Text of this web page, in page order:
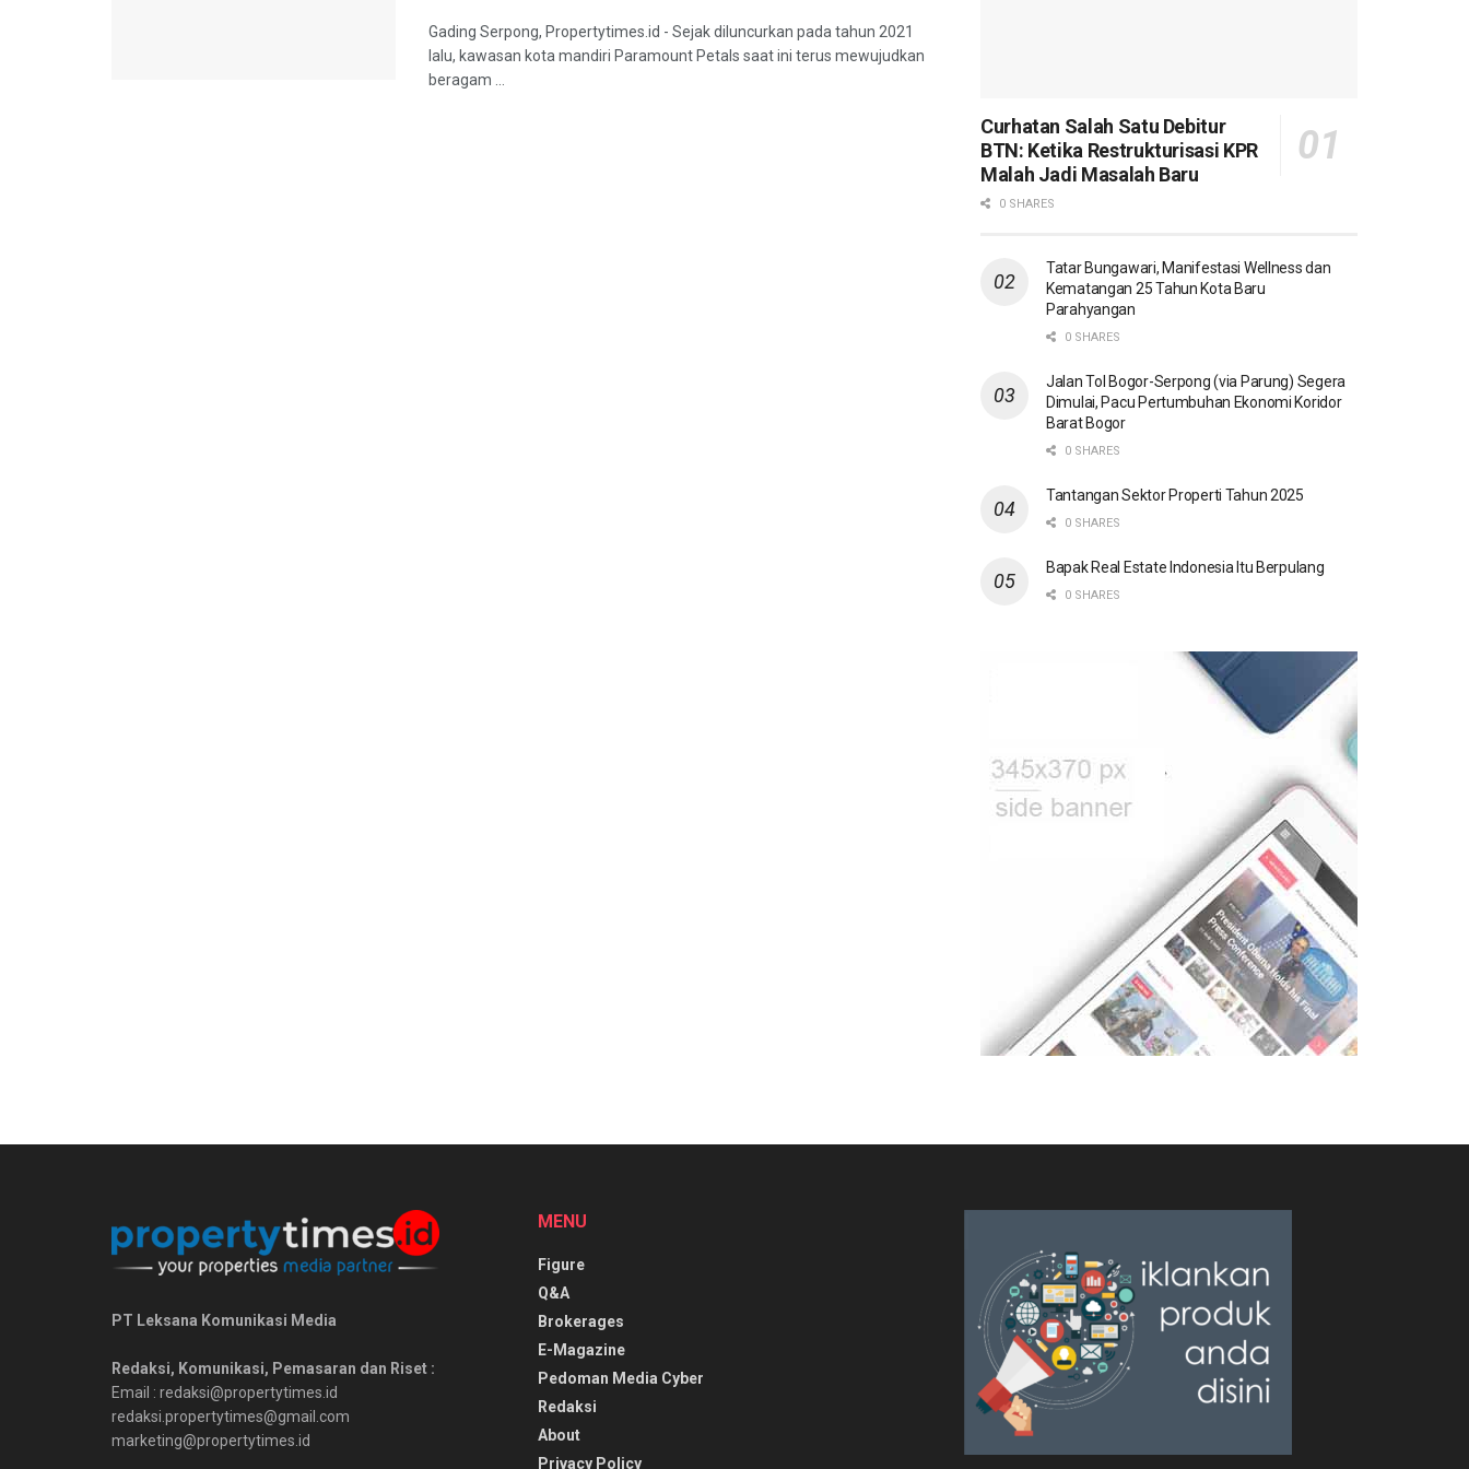
Gading Serpong, Propertytimes.id - Sejak diluncurkan pada tahun 2021
lalu, kawasan kota mandiri Paramount Petals saat ini terus mewujudkan
beragam ...
Curhatan Salah Satu Debitur
BTN: Ketika Restrukturisasi KPR
Malah Jadi Masalah Baru
0 SHARES
Tatar Bungawari, Manifestasi Wellness dan
Kematangan 25 Tahun Kota Baru
Parahyangan
0 SHARES
Jalan Tol Bogor-Serpong (via Parung) Segera
Dimulai, Pacu Pertumbuhan Ekonomi Koridor
Barat Bogor
0 SHARES
Tantangan Sektor Properti Tahun 2025
0 SHARES
Bapak Real Estate Indonesia Itu Berpulang
0 SHARES
PT Leksana Komunikasi Media
Redaksi, Komunikasi, Pemasaran dan Riset :
Email : redaksi@propertytimes.id
redaksi.propertytimes@gmail.com
marketing@propertytimes.id
MENU
Figure
Q&A
Brokerages
E-Magazine
Pedoman Media Cyber
Redaksi
About
Privacy Policy